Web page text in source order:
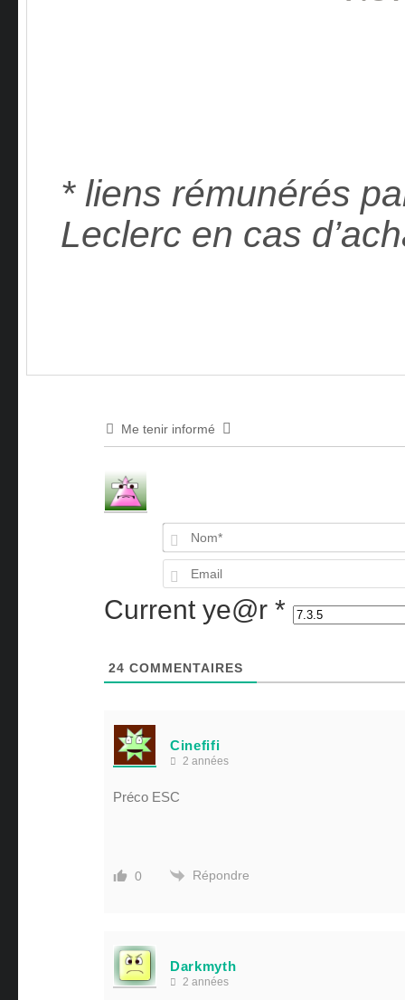
* liens rémunérés
Leclerc en cas
Me tenir informé
Current ye@r *
24 COMMENTAIRES
Cinefifi
2 années
Préco ESC
0 Répondre
Darkmyth
2 années